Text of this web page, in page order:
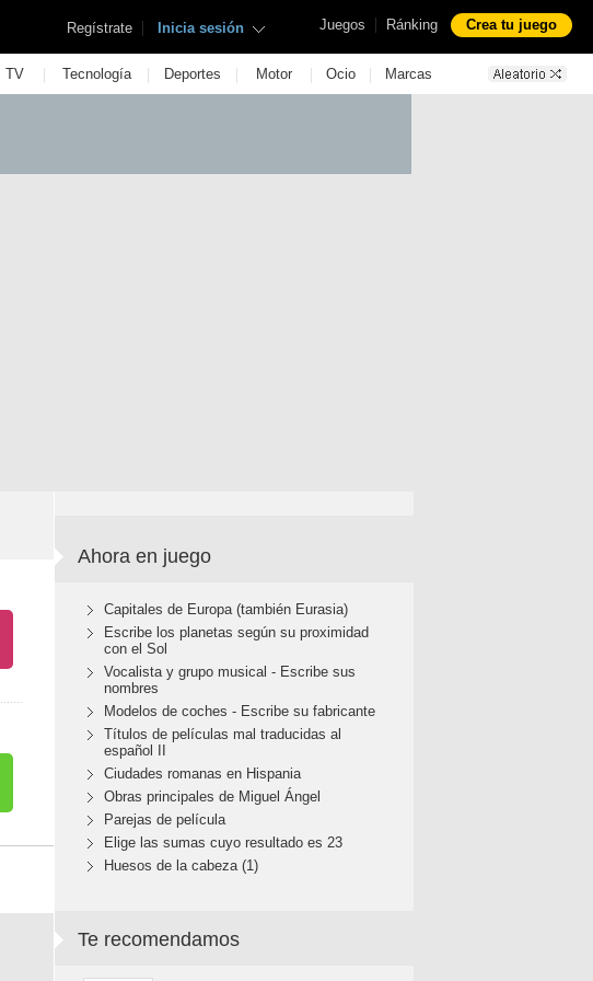
Juegos | Ránking Crea tu juego
Regístrate | Inicia sesión
TV | Tecnología | Deportes | Motor | Ocio | Marcas
Ahora en juego
Capitales de Europa (también Eurasia)
Escribe los planetas según su proximidad
con el Sol
Vocalista y grupo musical - Escribe sus
nombres
Modelos de coches - Escribe su fabricante
Títulos de películas mal traducidas al
español II
Ciudades romanas en Hispania
Obras principales de Miguel Ángel
Parejas de película
Elige las sumas cuyo resultado es 23
Huesos de la cabeza (1)
Te recomendamos